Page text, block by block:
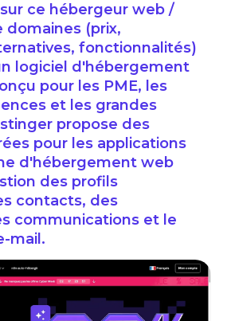
ce hébergeur web /
domaines (prix,
fonctionnalités)
logiciel d'hébergement
pour les PME, les
et les grandes
propose des
pour les applications
d'hébergement web
des profils
contacts, des
communications et le
mail.